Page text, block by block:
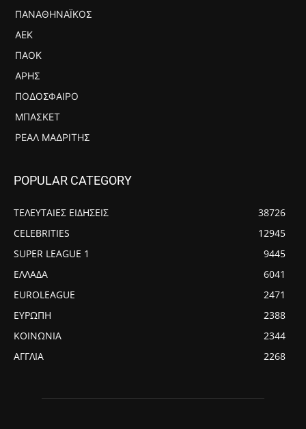
ΠΑΝΑΘΗΝΑΪΚΌΣ
ΑΕΚ
ΠΑΟΚ
ΆΡΗΣ
ΠΟΔΌΣΦΑΙΡΟ
ΜΠΆΣΚΕΤ
ΡΕΆΛ ΜΑΔΡΊΤΗΣ
POPULAR CATEGORY
ΤΕΛΕΥΤΑΙΕΣ ΕΙΔΗΣΕΙΣ
38726
CELEBRITIES
12945
SUPER LEAGUE 1
9445
ΕΛΛΑΔΑ
6041
EUROLEAGUE
2471
ΕΥΡΩΠΗ
2388
ΚΟΙΝΩΝΙΑ
2344
ΑΓΓΛΙΑ
2268